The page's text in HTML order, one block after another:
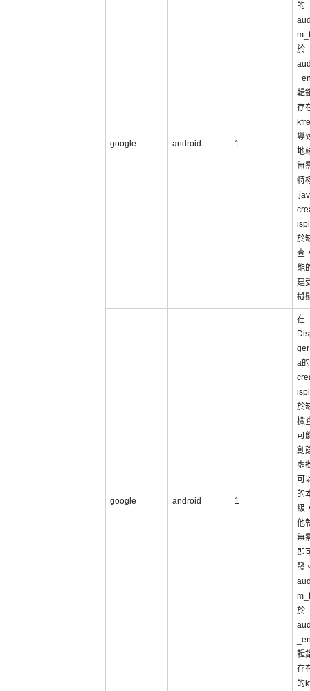
google android 1
的
於
輯
存
導
地
無
特
於
查
能
建
擬
google android 1
在
a的
於
檢
可
創
虛
可
的
級
他
無
即
發
於
輯
存
的